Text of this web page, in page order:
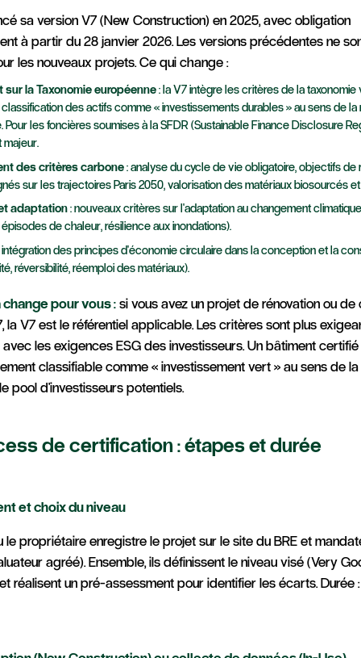
sa version V7 (New Construction) en 2025, avec obligation
à partir du 28 janvier 2026. Les versions précédentes ne
les nouveaux projets. Ce qui change :
la Taxonomie européenne: la V7 intègre les critères de la taxonomie
classification des actifs comme « investissements durables » au sens de
Pour les foncières soumises à la SFDR (Sustainable Finance Disclosure
majeur.
des critères carbone: analyse du cycle de vie obligatoire, objectifs de
sur les trajectoires Paris 2050, valorisation des matériaux biosourcés
adaptation: nouveaux critères sur l'adaptation au changement
de chaleur, résilience aux inondations).
des principes d'économie circulaire dans la conception et la
réversibilité, réemploi des matériaux).
pour vous :si vous avez un projet de rénovation ou
la V7 est le référentiel applicable. Les critères sont plus
les exigences ESG des investisseurs. Un bâtiment certifié
classifiable comme « investissement vert » au sens de
pool d'investisseurs potentiels.
de certification : étapes et durée
et choix du niveau
le propriétaire enregistre le projet sur le site du BRE et
agréé). Ensemble, ils définissent le niveau visé (Very
réalisent un pré-assessment pour identifier les écarts. Durée